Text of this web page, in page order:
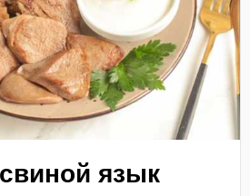
язык